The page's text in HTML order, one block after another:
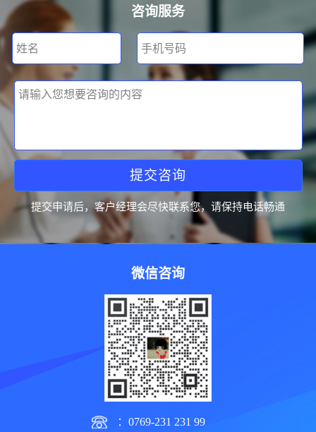
咨询服务
姓名 手机号码
请输入您想要咨询的内容
提交咨询
提交申请后，客户经理会尽快联系您，请保持电话畅通
微信咨询
：0769-231 231 99